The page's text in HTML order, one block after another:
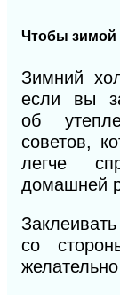
Чтобы зимой
Зимний
если вы
об
советов,
легче
домашней
со